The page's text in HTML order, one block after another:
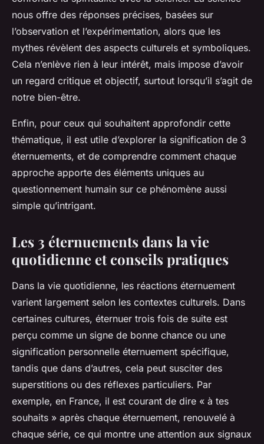
nous offre des réponses précises, basées sur
l’observation et l’expérimentation, alors que les
mythes révèlent des aspects culturels et symboliques.
Cela n’enlève rien à leur intérêt, mais impose d’avoir
un regard critique et objectif, surtout lorsqu’il s’agit de
notre bien-être.
Enfin, pour ceux qui souhaitent approfondir cette
thématique, il est utile d’explorer la signification de 3
éternuements, et de comprendre comment chaque
approche apporte des éléments uniques au
questionnement humain sur ce phénomène aussi
simple qu’intrigant.
Les 3 éternuements dans la vie
quotidienne et conseils pratiques
Dans la vie quotidienne, les réactions éternuement
varient largement selon les contextes culturels. Dans
certaines cultures, éternuer trois fois de suite est
perçu comme un signe de bonne chance ou une
signification personnelle éternuement spécifique,
tandis que dans d’autres, cela peut susciter des
superstitions ou des réflexes particuliers. Par
exemple, en France, il est courant de dire « à tes
souhaits » après chaque éternuement, renouvelé à
chaque série, ce qui montre une attention aux signaux